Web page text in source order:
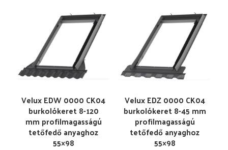
Velux EDW 0000 CK04
burkolókeret 8-120
mm profilmagasságú
tetőfedő anyaghoz
55×98
Velux EDZ 0000 CK04
burkolókeret 8-45 mm
profilmagasságú
tetőfedő anyaghoz
55×98